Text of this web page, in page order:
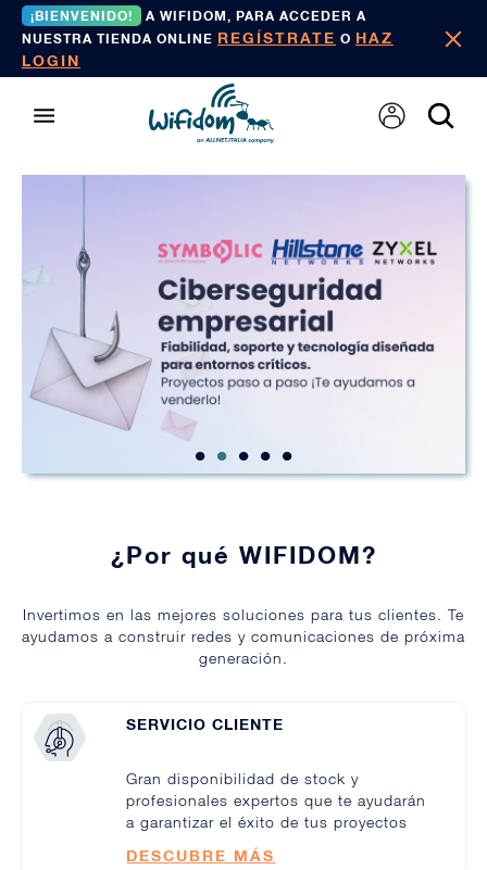
¡BIENVENIDO!
A WIFIDOM, PARA ACCEDER A
NUESTRA TIENDA ONLINE REGÍSTRATE O HAZ
LOGIN
¿Por qué WIFIDOM?
Invertimos en las mejores soluciones para tus clientes. Te
ayudamos a construir redes y comunicaciones de próxima
generación.
SERVICIO CLIENTE
Gran disponibilidad de stock y
profesionales expertos que te ayudarán
a garantizar el éxito de tus proyectos
DESCUBRE MÁS